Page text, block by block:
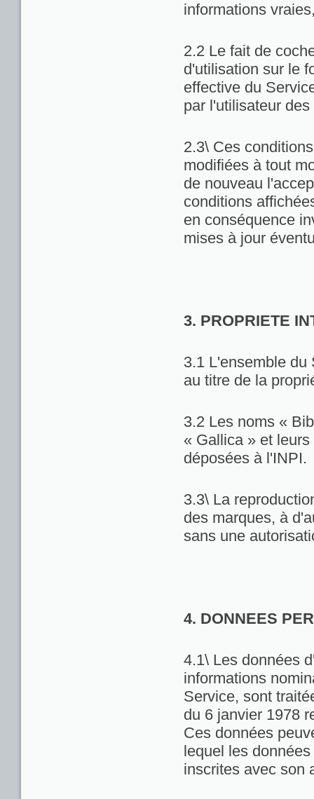
informations
2.2 Le fait de
d'utilisation sur le
effective du
par l'utilisateur
2.3\ Ces
modifiées à tout
de nouveau
conditions
en conséquence
mises à jour
3. PROPRIETE
3.1 L'ensemble du
au titre de la
3.2 Les noms «
« Gallica » et
déposées à l'INPI.
3.3\ La
des marques, à
sans une
4. DONNEES
4.1\ Les données
informations
Service, sont
du 6 janvier 1978
Ces données
lequel les
inscrites avec son